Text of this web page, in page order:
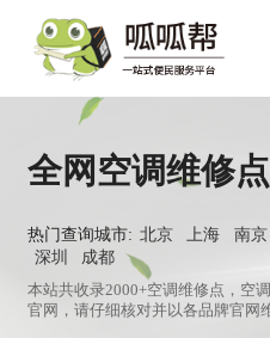
全网空调维修
热门查询城市: 北京 上海 南京
深圳
成都
本站共收录2000+空调维修点，空
官网，请仔细核对并以各品牌官网